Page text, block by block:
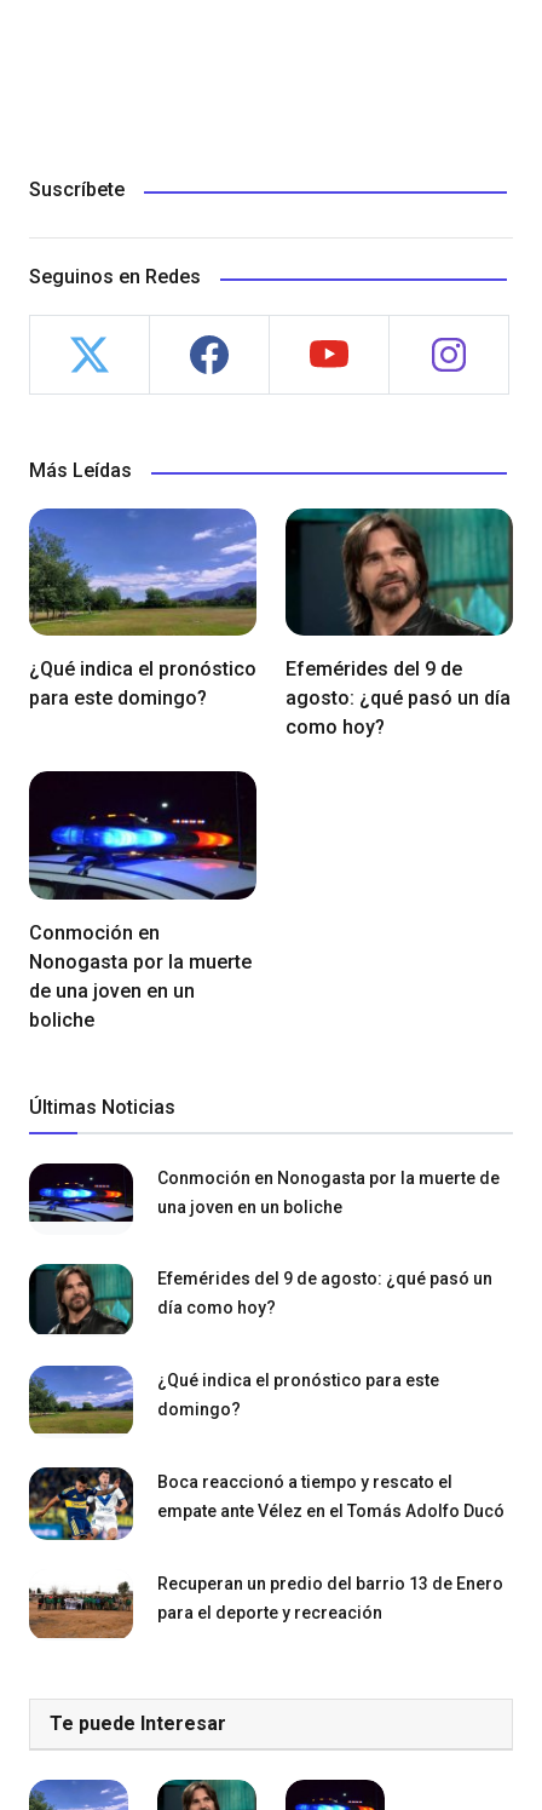
Suscríbete
Seguinos en Redes
Más Leídas
¿Qué indica el pronóstico
para este domingo?
Efemérides del 9 de
agosto: ¿qué pasó un día
como hoy?
Conmoción en
Nonogasta por la muerte
de una joven en un
boliche
Últimas Noticias
Conmoción en Nonogasta por la muerte de
una joven en un boliche
Efemérides del 9 de agosto: ¿qué pasó un
día como hoy?
¿Qué indica el pronóstico para este
domingo?
Boca reaccionó a tiempo y rescato el
empate ante Vélez en el Tomás Adolfo Ducó
Recuperan un predio del barrio 13 de Enero
para el deporte y recreación
Te puede Interesar